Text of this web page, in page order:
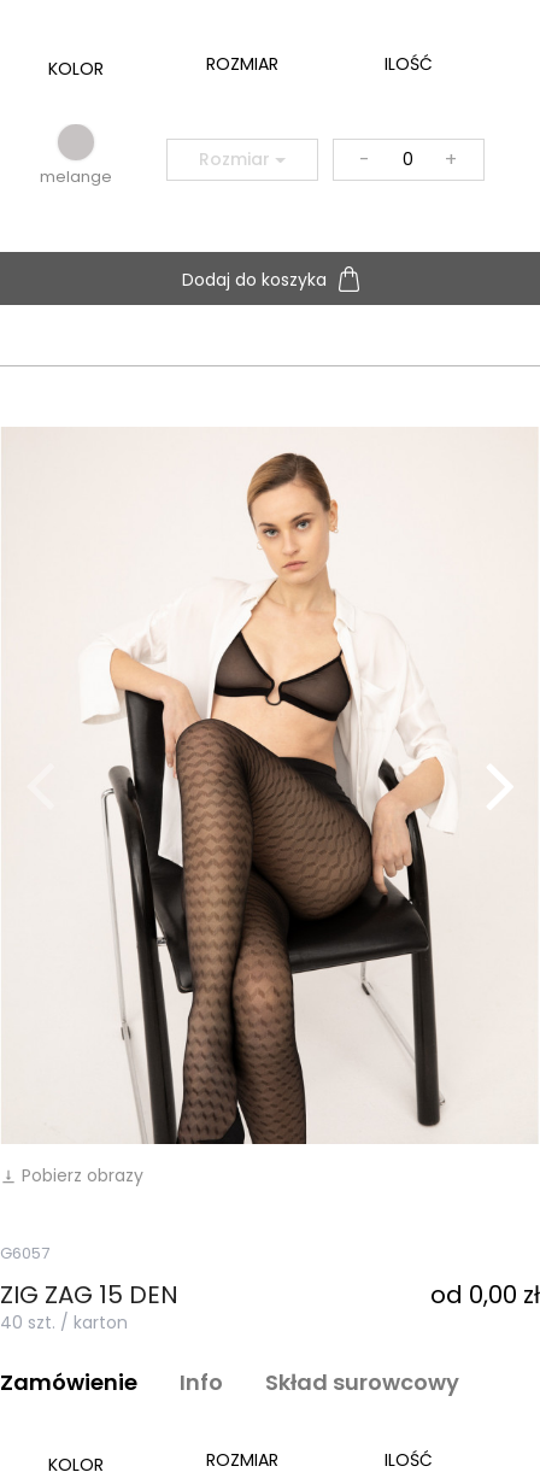
KOLOR ROZMIAR ILOŚĆ
melange
Rozmiar - +
Dodaj do koszyka
vertical_align_bottom Pobierz obrazy
G6057
ZIG ZAG 15 DEN od 0,00 zł
40 szt. / karton
Zamówienie Info Skład surowcowy
KOLOR ROZMIAR ILOŚĆ